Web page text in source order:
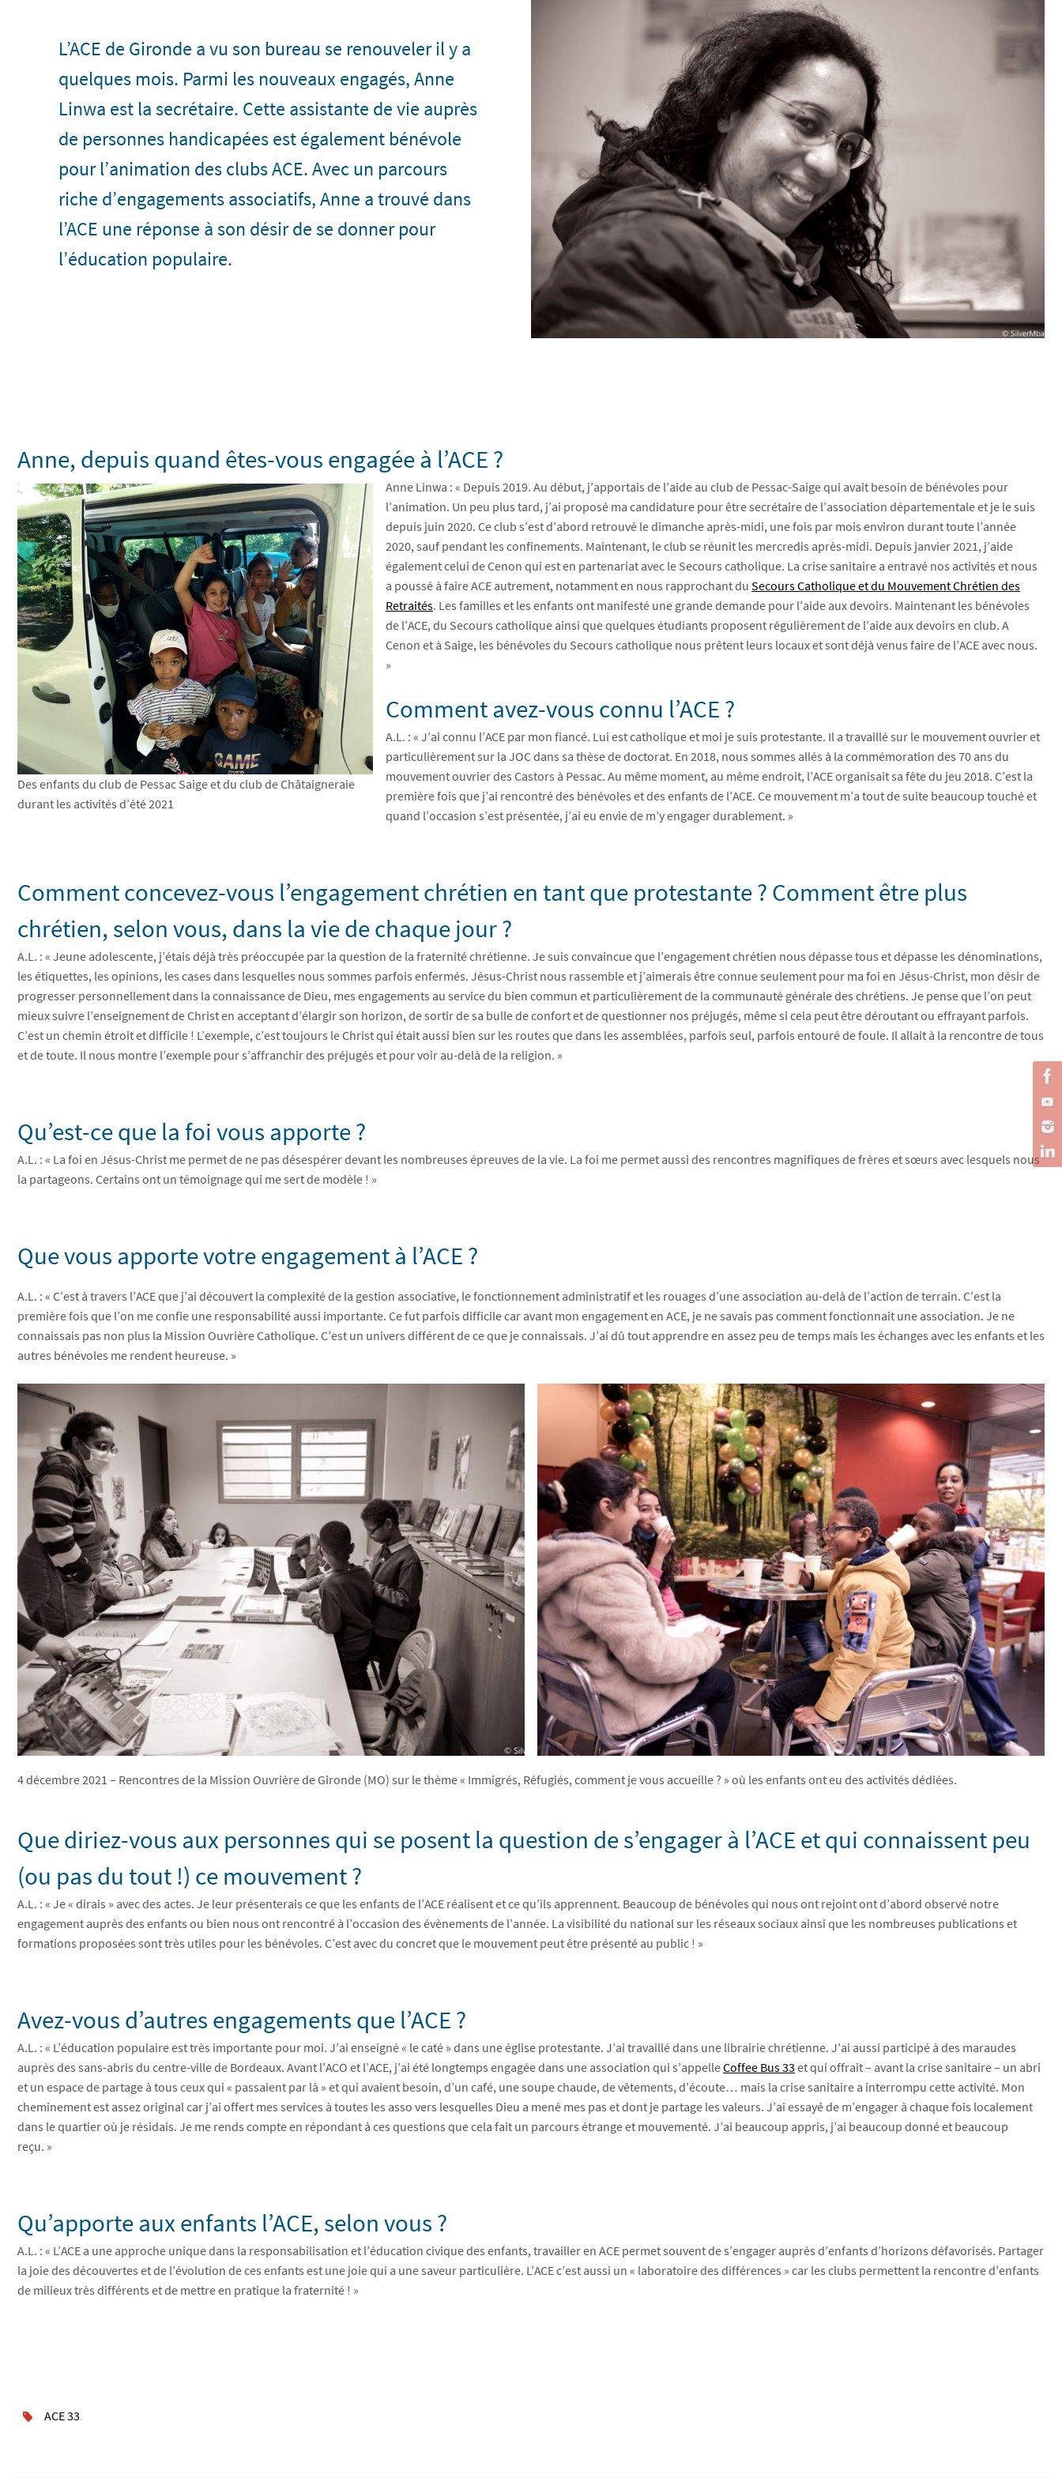
L’ACE de Gironde a vu son bureau se renouveler il y a
quelques mois. Parmi les nouveaux engagés, Anne
Linwa est la secrétaire. Cette assistante de vie auprès
de personnes handicapées est également bénévole
pour l’animation des clubs ACE. Avec un parcours
riche d’engagements associatifs, Anne a trouvé dans
l’ACE une réponse à son désir de se donner pour
l’éducation populaire.
Anne, depuis quand êtes-vous engagée à l’ACE ?
Des enfants du club de Pessac Saige et du club de Châtaigneraie
durant les activités d’été 2021
Anne Linwa : « Depuis 2019. Au début, j’apportais de l’aide au club de Pessac-Saige qui avait besoin de bénévoles pour
l’animation. Un peu plus tard, j’ai proposé ma candidature pour être secrétaire de l’association départementale et je le suis
depuis juin 2020. Ce club s’est d’abord retrouvé le dimanche après-midi, une fois par mois environ durant toute l’année
2020, sauf pendant les confinements. Maintenant, le club se réunit les mercredis après-midi. Depuis janvier 2021, j’aide
également celui de Cenon qui est en partenariat avec le Secours catholique. La crise sanitaire a entravé nos activités et nous
a poussé à faire ACE autrement, notamment en nous rapprochant du Secours Catholique et du Mouvement Chrétien des
Retraités. Les familles et les enfants ont manifesté une grande demande pour l’aide aux devoirs. Maintenant les bénévoles
de l’ACE, du Secours catholique ainsi que quelques étudiants proposent régulièrement de l’aide aux devoirs en club. A
Cenon et à Saige, les bénévoles du Secours catholique nous prêtent leurs locaux et sont déjà venus faire de l’ACE avec nous.
»
Comment avez-vous connu l’ACE ?
A.L. : « J’ai connu l’ACE par mon fiancé. Lui est catholique et moi je suis protestante. Il a travaillé sur le mouvement ouvrier et
particulièrement sur la JOC dans sa thèse de doctorat. En 2018, nous sommes allés à la commémoration des 70 ans du
mouvement ouvrier des Castors à Pessac. Au même moment, au même endroit, l’ACE organisait sa fête du jeu 2018. C’est la
première fois que j’ai rencontré des bénévoles et des enfants de l’ACE. Ce mouvement m’a tout de suite beaucoup touché et
quand l’occasion s’est présentée, j’ai eu envie de m’y engager durablement. »
Comment concevez-vous l’engagement chrétien en tant que protestante ? Comment être plus
chrétien, selon vous, dans la vie de chaque jour ?
A.L. : « Jeune adolescente, j’étais déjà très préoccupée par la question de la fraternité chrétienne. Je suis convaincue que l’engagement chrétien nous dépasse tous et dépasse les dénominations,
les étiquettes, les opinions, les cases dans lesquelles nous sommes parfois enfermés. Jésus-Christ nous rassemble et j’aimerais être connue seulement pour ma foi en Jésus-Christ, mon désir de
progresser personnellement dans la connaissance de Dieu, mes engagements au service du bien commun et particulièrement de la communauté générale des chrétiens. Je pense que l’on peut
mieux suivre l’enseignement de Christ en acceptant d’élargir son horizon, de sortir de sa bulle de confort et de questionner nos préjugés, même si cela peut être déroutant ou effrayant parfois.
C’est un chemin étroit et difficile ! L’exemple, c’est toujours le Christ qui était aussi bien sur les routes que dans les assemblées, parfois seul, parfois entouré de foule. Il allait à la rencontre de tous
et de toute. Il nous montre l’exemple pour s’affranchir des préjugés et pour voir au-delà de la religion. »
Qu’est-ce que la foi vous apporte ?
A.L. : « La foi en Jésus-Christ me permet de ne pas désespérer devant les nombreuses épreuves de la vie. La foi me permet aussi des rencontres magnifiques de frères et sœurs avec lesquels nous
la partageons. Certains ont un témoignage qui me sert de modèle ! »
Que vous apporte votre engagement à l’ACE ?
A.L. : « C’est à travers l’ACE que j’ai découvert la complexité de la gestion associative, le fonctionnement administratif et les rouages d’une association au-delà de l’action de terrain. C’est la
première fois que l’on me confie une responsabilité aussi importante. Ce fut parfois difficile car avant mon engagement en ACE, je ne savais pas comment fonctionnait une association. Je ne
connaissais pas non plus la Mission Ouvrière Catholique. C’est un univers différent de ce que je connaissais. J’ai dû tout apprendre en assez peu de temps mais les échanges avec les enfants et les
autres bénévoles me rendent heureuse. »
4 décembre 2021 – Rencontres de la Mission Ouvrière de Gironde (MO) sur le thème « Immigrés, Réfugiés, comment je vous accueille ? » où les enfants ont eu des activités dédiées.
Que diriez-vous aux personnes qui se posent la question de s’engager à l’ACE et qui connaissent peu
(ou pas du tout !) ce mouvement ?
A.L. : « Je « dirais » avec des actes. Je leur présenterais ce que les enfants de l’ACE réalisent et ce qu’ils apprennent. Beaucoup de bénévoles qui nous ont rejoint ont d’abord observé notre
engagement auprès des enfants ou bien nous ont rencontré à l’occasion des évènements de l’année. La visibilité du national sur les réseaux sociaux ainsi que les nombreuses publications et
formations proposées sont très utiles pour les bénévoles. C’est avec du concret que le mouvement peut être présenté au public ! »
Avez-vous d’autres engagements que l’ACE ?
A.L. : « L’éducation populaire est très importante pour moi. J’ai enseigné « le caté » dans une église protestante. J’ai travaillé dans une librairie chrétienne. J’ai aussi participé à des maraudes
auprès des sans-abris du centre-ville de Bordeaux. Avant l’ACO et l’ACE, j’ai été longtemps engagée dans une association qui s’appelleCoffee Bus 33 et qui offrait – avant la crise sanitaire – un abri
et un espace de partage à tous ceux qui « passaient par là » et qui avaient besoin, d’un café, une soupe chaude, de vêtements, d’écoute… mais la crise sanitaire a interrompu cette activité. Mon
cheminement est assez original car j’ai offert mes services à toutes les asso vers lesquelles Dieu a mené mes pas et dont je partage les valeurs. J’ai essayé de m’engager à chaque fois localement
dans le quartier où je résidais. Je me rends compte en répondant à ces questions que cela fait un parcours étrange et mouvementé. J’ai beaucoup appris, j’ai beaucoup donné et beaucoup
reçu. »
Qu’apporte aux enfants l’ACE, selon vous ?
A.L. : « L’ACE a une approche unique dans la responsabilisation et l’éducation civique des enfants, travailler en ACE permet souvent de s’engager auprès d’enfants d’horizons défavorisés. Partager
la joie des découvertes et de l’évolution de ces enfants est une joie qui a une saveur particulière. L’ACE c’est aussi un « laboratoire des différences » car les clubs permettent la rencontre d’enfants
de milieux très différents et de mettre en pratique la fraternité ! »
ACE 33.